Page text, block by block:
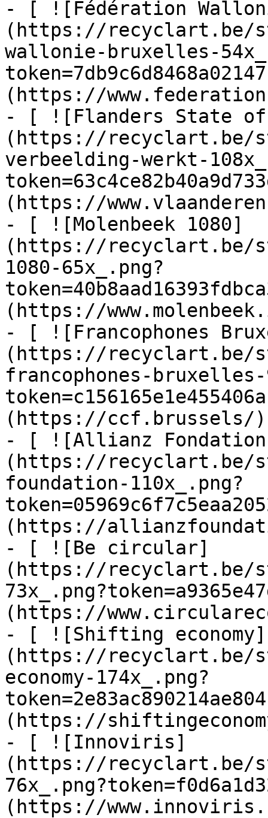
- [ ![Fédération
(https://recyclart.be/
wallonie-bruxelles-
(https://
- [ ![Flanders State
(https://recyclart.be/
verbeelding-werkt-
(https://
- [ ![Molenbeek 1080]
(https://recyclart.be/
1080-65x_.png?
(https://
- [ ![Francophones
(https://recyclart.be/
francophones-bruxelles-
(https://ccf.brussels/)
- [ ![Allianz
(https://recyclart.be/
foundation-110x_.png?
(https://
- [ ![Be circular]
(https://recyclart.be/
(https://
- [ ![Shifting economy]
(https://recyclart.be/
economy-174x_.png?
(https://
- [ ![Innoviris]
(https://recyclart.be/
(https://